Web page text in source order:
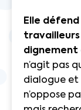
Elle
dignement
n’agit pas
dialogue et
n’oppose